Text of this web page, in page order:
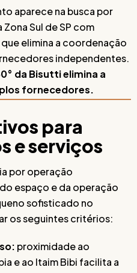
aparece na busca por
Sul de SP com
elimina a coordenação
independentes.
da Bisutti elimina a
fornecedores.
para
e serviços
por operação
espaço e da operação
sofisticado no
os seguintes critérios:
proximidade ao
e ao Itaim Bibi facilita a